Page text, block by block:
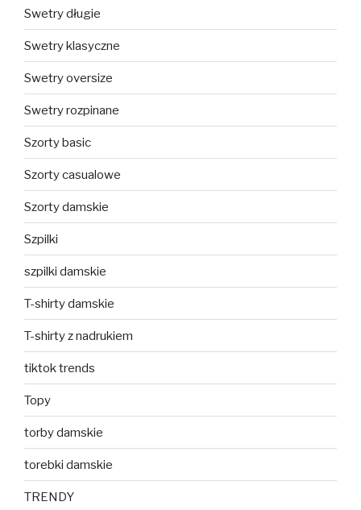
Swetry długie
Swetry klasyczne
Swetry oversize
Swetry rozpinane
Szorty basic
Szorty casualowe
Szorty damskie
Szpilki
szpilki damskie
T-shirty damskie
T-shirty z nadrukiem
tiktok trends
Topy
torby damskie
torebki damskie
TRENDY